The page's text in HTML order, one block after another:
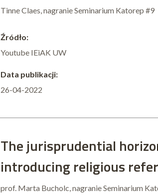
Tinne Claes, nagranie Seminarium Katorep #9
Źródło:
Youtube IEiAK UW
Data publikacji:
26-04-2022
The jurisprudential
introducing religious
prof. Marta Bucholc, nagranie Seminarium